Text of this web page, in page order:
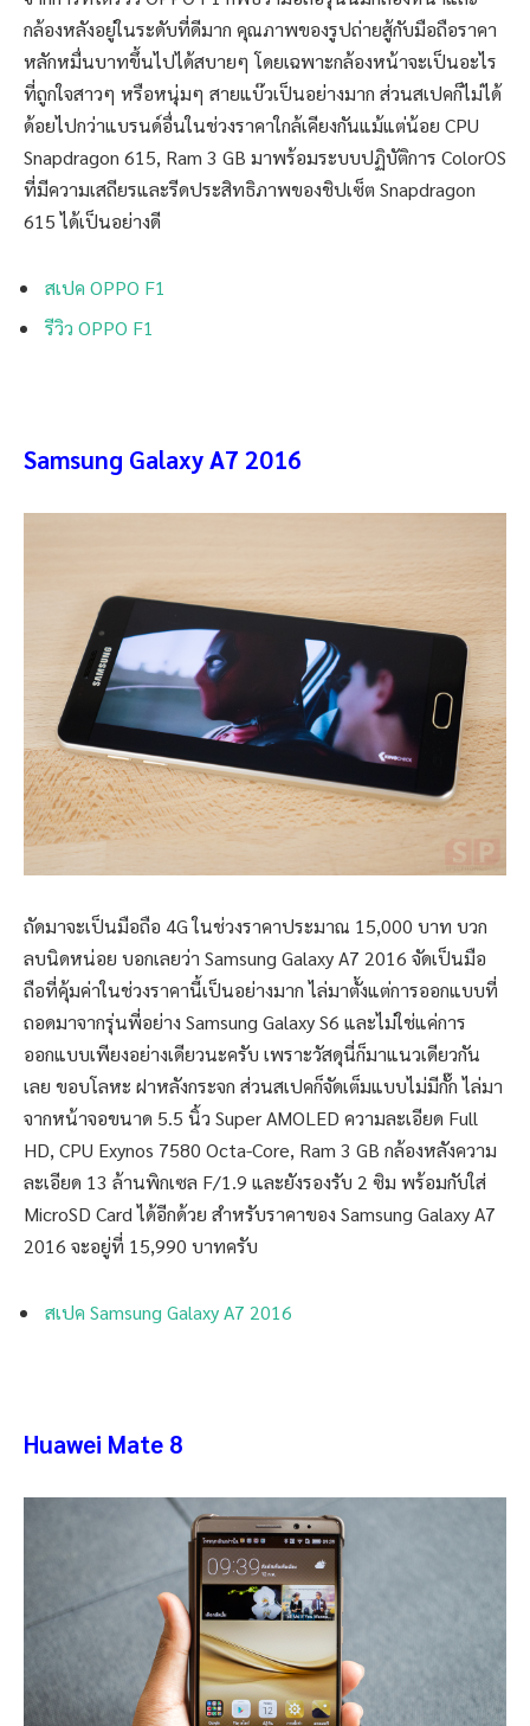
กล้องหลังอยู่ในระดับที่ดีมาก คุณภาพของรูปถ่ายสู้กับมือถือราคา
หลักหมื่นบาทขึ้นไปได้สบายๆ โดยเฉพาะกล้องหน้าจะเป็นอะไร
ที่ถูกใจสาวๆ หรือหนุ่มๆ สายแบ๊วเป็นอย่างมาก ส่วนสเปคก็ไม่ได้
ด้อยไปกว่าแบรนด์อื่นในช่วงราคาใกล้เคียงกันแม้แต่น้อย CPU
Snapdragon 615, Ram 3 GB มาพร้อมระบบปฏิบัติการ ColorOS
ที่มีความเสถียรและรีดประสิทธิภาพของชิปเซ็ต Snapdragon
615 ได้เป็นอย่างดี
สเปค OPPO F1
รีวิว OPPO F1
Samsung Galaxy A7 2016
ถัดมาจะเป็นมือถือ 4G ในช่วงราคาประมาณ 15,000 บาท บวก
ลบนิดหน่อย บอกเลยว่า Samsung Galaxy A7 2016 จัดเป็นมือ
ถือที่คุ้มค่าในช่วงราคานี้เป็นอย่างมาก ไล่มาตั้งแต่การออกแบบที่
ถอดมาจากรุ่นพี่อย่าง Samsung Galaxy S6 และไม่ใช่แค่การ
ออกแบบเพียงอย่างเดียวนะครับ เพราะวัสดุนี่ก็มาแนวเดียวกัน
เลย ขอบโลหะ ฝาหลังกระจก ส่วนสเปคก็จัดเต็มแบบไม่มีกั๊ก ไล่มา
จากหน้าจอขนาด 5.5 นิ้ว Super AMOLED ความละเอียด Full
HD, CPU Exynos 7580 Octa-Core, Ram 3 GB กล้องหลังความ
ละเอียด 13 ล้านพิกเซล F/1.9 และยังรองรับ 2 ซิม พร้อมกับใส่
MicroSD Card ได้อีกด้วย สำหรับราคาของ Samsung Galaxy A7
2016 จะอยู่ที่ 15,990 บาทครับ
สเปค Samsung Galaxy A7 2016
Huawei Mate 8